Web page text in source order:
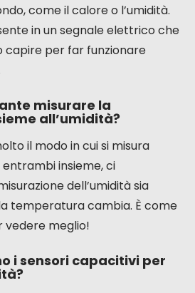
come il calore o l’umidità.
in un segnale elettrico che
capire per far funzionare
misurare la
all’umidità?
il modo in cui si misura
entrambi insieme, ci
dell’umidità sia
temperatura cambia. È come
vedere meglio!
i sensori capacitivi per